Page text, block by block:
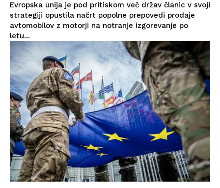
Evropska unija je pod pritiskom več držav članic v svoji
strategiji opustila načrt popolne prepovedi prodaje
avtomobilov z motorji na notranje izgorevanje po
letu...